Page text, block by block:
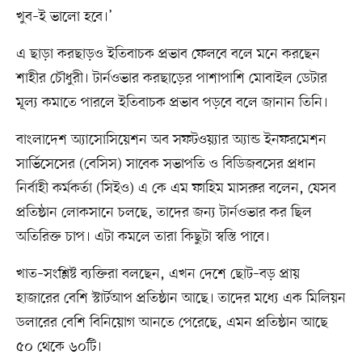
খুব–ই ভালো হবে।’
এ ছাড়া করছাড়ও ইতিবাচক প্রভাব ফেলবে বলে মনে করছেন
শাহীর চৌধুরী। টার্নওভার করছাড়ের পাশাপাশি মোবাইল ডেটার
মূল্য কমাতে পারলে ইতিবাচক প্রভাব পড়বে বলে জানান তিনি।
বাংলাদেশ অ্যাসোসিয়েশন অব সফটওয়্যার অ্যান্ড ইনফরমেশন
সার্ভিসেসের (বেসিস) সাবেক সভাপতি ও বিডিজবসের প্রধান
নির্বাহী কর্মকর্তা (সিইও) এ কে এম ফাহিম মাসরুর বলেন, যেসব
প্রতিষ্ঠান লোকসানে চলছে, তাদের জন্য টার্নওভার কর ছিল
অতিরিক্ত চাপ। এটা কমলে তারা কিছুটা স্বস্তি পাবে।
খাত–সংশ্লিষ্ট ব্যক্তিরা বলছেন, এখন দেশে ছোট–বড় প্রায়
হাজারের বেশি স্টার্টআপ প্রতিষ্ঠান আছে। তাদের মধ্যে এক মিলিয়ন
ডলারের বেশি বিনিয়োগ আনতে পেরেছে, এমন প্রতিষ্ঠান আছে
৫০ থেকে ৬০টি।